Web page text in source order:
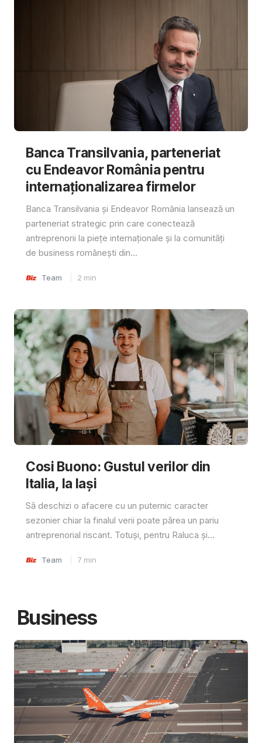
Banca Transilvania, parteneriat
cu Endeavor România pentru
internaționalizarea firmelor
Banca Transilvania și Endeavor România lansează un
parteneriat strategic prin care conectează
antreprenorii la piețe internaționale și la comunități
de business românești din...
Team 2 min
Cosi Buono: Gustul verilor din
Italia, la Iași
Să deschizi o afacere cu un puternic caracter
sezonier chiar la finalul verii poate părea un pariu
antreprenorial riscant. Totuși, pentru Raluca și...
Team 7 min
Business